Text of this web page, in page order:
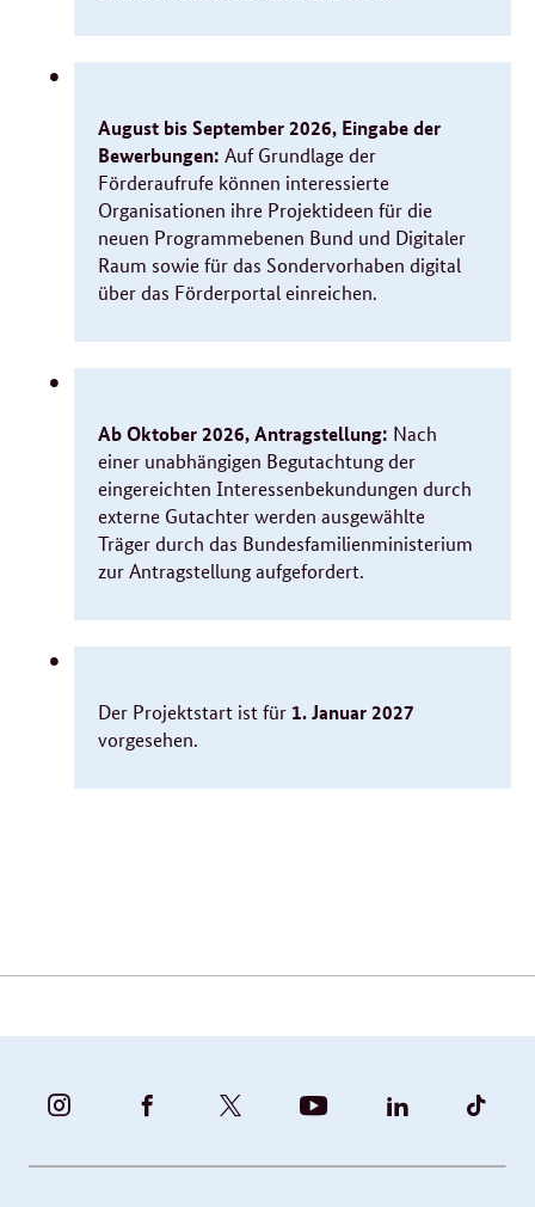
August bis September 2026, Eingabe der
Bewerbungen: Auf Grundlage der
Förderaufrufe können interessierte
Organisationen ihre Projektideen für die
neuen Programmebenen Bund und Digitaler
Raum sowie für das Sondervorhaben digital
über das Förderportal einreichen.
Ab Oktober 2026, Antragstellung: Nach
einer unabhängigen Begutachtung der
eingereichten Interessenbekundungen durch
externe Gutachter werden ausgewählte
Träger durch das Bundesfamilienministerium
zur Antragstellung aufgefordert.
Der Projektstart ist für 1. Januar 2027
vorgesehen.
Inhalte
BUNDESFAMILIENMINISTERIUM
INSTAGRAM
BUNDESFAMILIENMINISTERIUM
FACEBOOK
FAMILIENMINISTERIUM
|
BMBFSFJ
YOUTUBE
BMFSFJ
LINKEDIN